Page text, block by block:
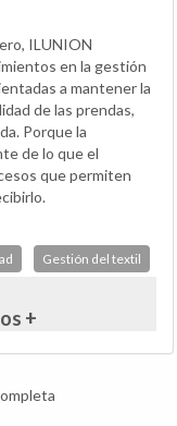
ILUNION
en la gestión
a mantener la
de las prendas,
Porque la
de lo que el
que permiten
Gestión del textil
+